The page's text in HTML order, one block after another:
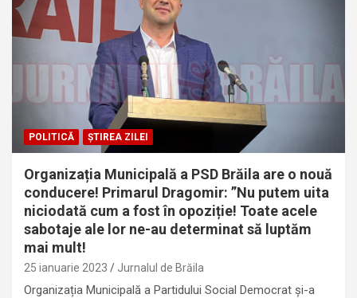
POLITICĂ ȘTIREA ZILEI
Organizația Municipală a PSD Brăila are o nouă
conducere! Primarul Dragomir: ”Nu putem uita
niciodată cum a fost în opoziție! Toate acele
sabotaje ale lor ne-au determinat să luptăm
mai mult!
25 ianuarie 2023 Jurnalul de Brăila
Organizația Municipală a Partidului Social Democrat și-a